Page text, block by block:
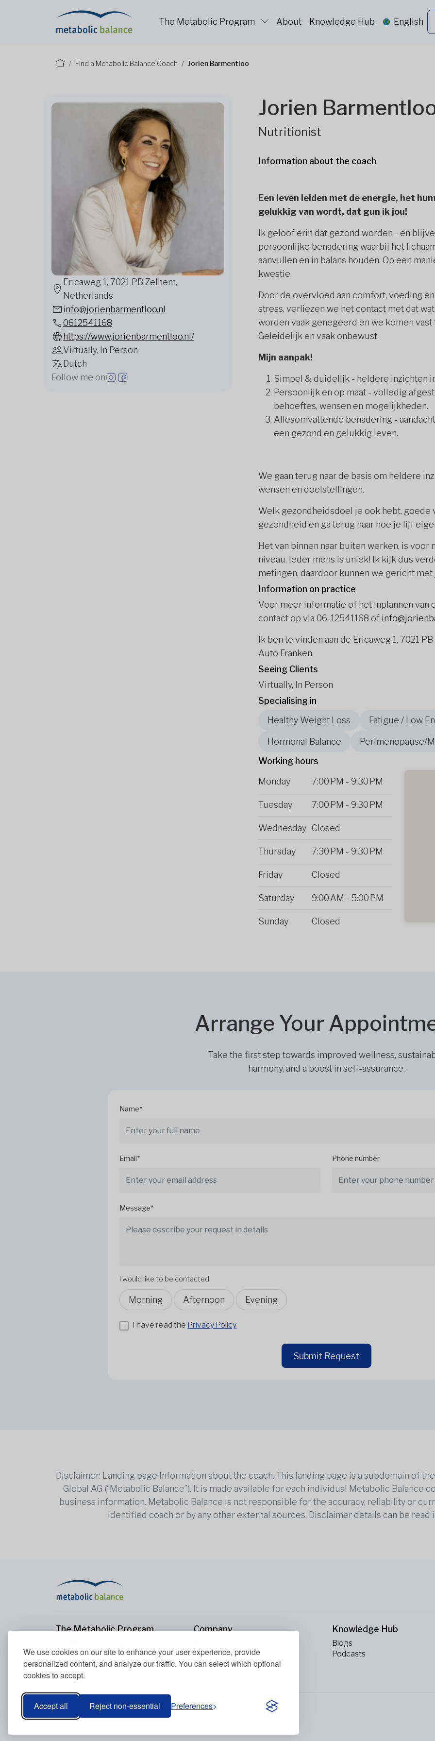
We use cookies on our site to enhance your user experience, provide
personalized content, and analyze our traffic. You can select which optional
cookies to accept.
Accept all Reject non-essential Preferences
The Metabolic Program About Knowledge Hub English
Find a Metabolic Balance Coach Jorien Barmentloo
Ericaweg 1, 7021 PB Zelhem,
Netherlands
info@jorienbarmentloo.nl
0612541168
https://www.jorienbarmentloo.nl/
Virtually, In Person
Dutch
Follow me on
Jorien
Nutritionist
Information about the coach
Een leven leiden met de energie, het
gelukkig van wordt, dat gun ik jou!
Ik geloof erin dat gezond worden - en
persoonlijke benadering waarbij het
aanvullen en in balans houden. Op een
kwestie.
Door de overvloed aan comfort, voeding
stress, verliezen we het contact met dat
worden vaak genegeerd en we komen
Geleidelijk en vaak onbewust.
Mijn aanpak!
Simpel & duidelijk - heldere inzichten
Persoonlijk en op maat - volledig
behoeftes, wensen en mogelijkheden.
Allesomvattende benadering -
een gezond en gelukkig leven.
We gaan terug naar de basis om heldere
wensen en doelstellingen.
Welk gezondheidsdoel je ook hebt,
gezondheid en ga terug naar hoe je lijf
Het van binnen naar buiten werken, is
niveau. Ieder mens is uniek! Ik kijk dus
metingen, daardoor kunnen we gericht
Information on practice
Voor meer informatie of het inplannen van
contact op via 06-12541168 of
Ik ben te vinden aan de Ericaweg 1, 7021
Auto Franken.
Seeing Clients
Virtually, In Person
Specialising in
Healthy Weight Loss
Fatigue / Low
Hormonal Balance
Perimenopause/
Working hours
Monday
7:00 PM - 9:30 PM
Tuesday 7:00 PM - 9:30 PM
Wednesday Closed
Thursday 7:30 PM - 9:30 PM
Friday Closed
Saturday 9:00 AM - 5:00 PM
Sunday Closed
Arrange Your
Take the first step towards improved wellness,
harmony, and a boost in self-assurance.
Name*
Email* Phone number
Message*
I would like to be contacted
Morning Afternoon Evening
I have read the Privacy Policy
Submit Request
Disclaimer: Landing page Information about the coach. This landing page is a subdomain of
Global AG (“Metabolic Balance”). It is made available for each individual Metabolic Balance
business information. Metabolic Balance is not responsible for the accuracy, reliability or
identified coach or by any other external sources. Disclaimer details can be
The Metabolic Program
Your Metabolism
Our Nutrition Principles
Blood Values
Company
Contact Us
Knowledge Hub
Blogs
Podcasts
Metabolic Balance Global AG © 2026. All rights reserved.